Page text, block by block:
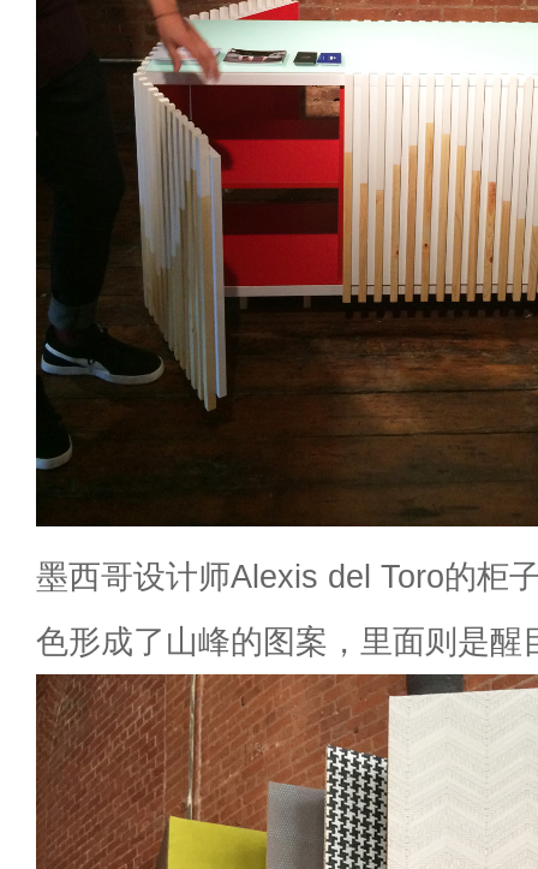
墨西哥设计师Alexis del Toro的柜
色形成了山峰的图案，里面则是醒